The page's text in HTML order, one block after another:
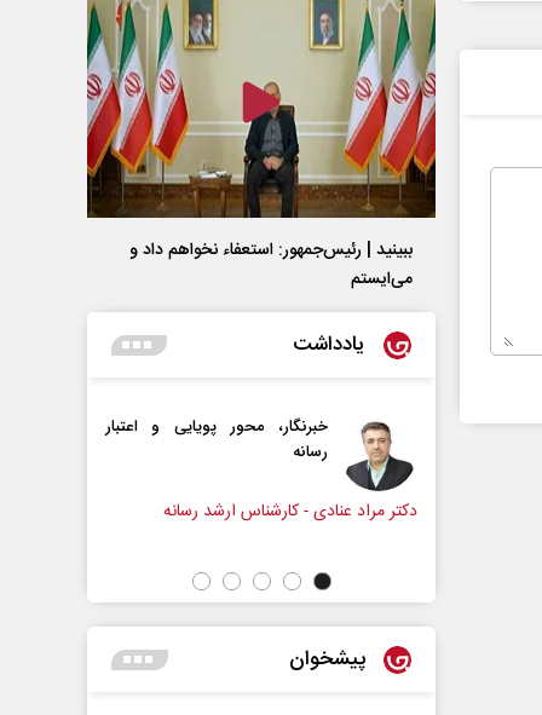
ببینید | رئیس‌جمهور: استعفاء نخواهم داد و
می‌ایستم
یادداشت
خبرنگار، محور پویایی و اعتبار
مراد عنادی - کارشناس ارشد رسانه
همه مدافع حرم
دکتر حکیمه سقای بی‌ریا -
پیشخوان